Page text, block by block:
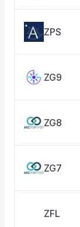
ZPS
ZG9
ZG8
ZG7
ZFL